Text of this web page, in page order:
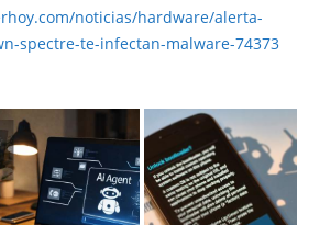
noticias/hardware/alerta-
spectre-te-infectan-malware-74373